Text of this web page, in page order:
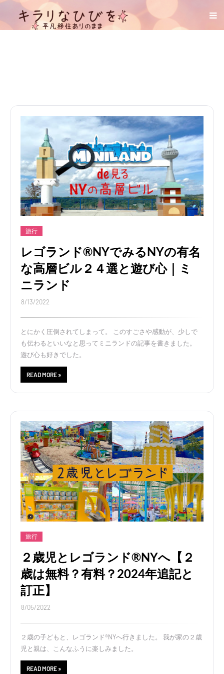
旅行
レゴランド®NYでみるNYの有名
な高層ビル２４選と遊び心｜ミ
ニランド
8/13/2022
とにかく圧倒されてしまって。 このすごさや感動が、少しで
も伝わるといいなと思ってミニランドの記事を書きました。
遊び心も好きでした。
READ MORE »
旅行
２歳児とレゴランド®NYへ【２
歳は無料？有料？2024年追記と
訂正】
8/05/2022
２歳の子どもと、レゴランド®NYへ行きました。 我が家の２歳
児と親は、こんなふうに楽しみました。
READ MORE »